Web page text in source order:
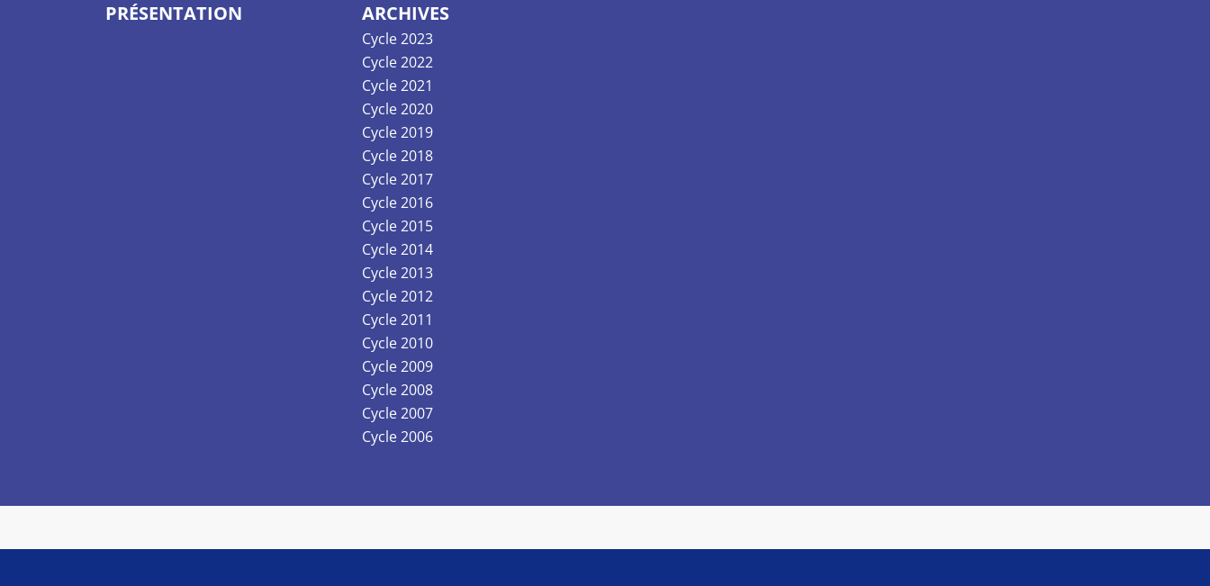
PRÉSENTATION ARCHIVES
Cycle 2023
Cycle 2022
Cycle 2021
Cycle 2020
Cycle 2019
Cycle 2018
Cycle 2017
Cycle 2016
Cycle 2015
Cycle 2014
Cycle 2013
Cycle 2012
Cycle 2011
Cycle 2010
Cycle 2009
Cycle 2008
Cycle 2007
Cycle 2006